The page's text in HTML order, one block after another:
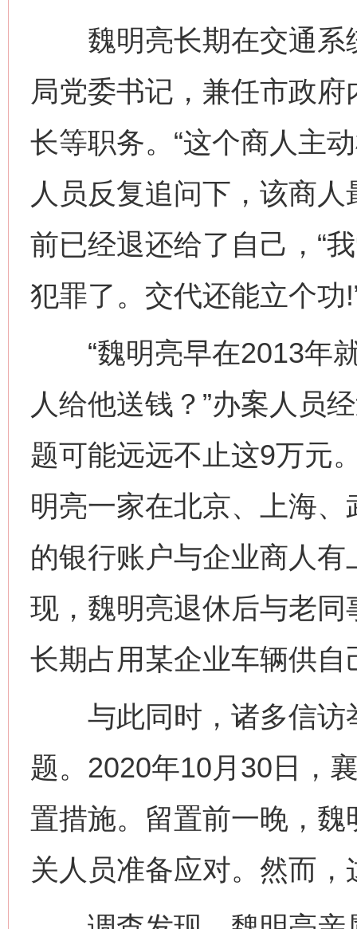
魏明亮长期在交通系
局党委书记，兼任市政
长等职务。“这个商人主
人员反复追问下，该商
前已经退还给了自己，“
犯罪了。交代还能立个功
“魏明亮早在2013年就
人给他送钱？”办案人员
题可能远远不止这9万元
明亮一家在北京、上海
的银行账户与企业商人
现，魏明亮退休后与老
长期占用某企业车辆供自
与此同时，诸多信访
题。2020年10月30日，
置措施。留置前一晚，
关人员准备应对。然而